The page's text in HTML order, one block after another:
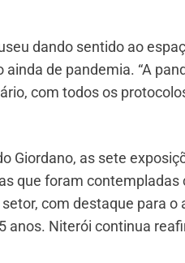
dando sentido ao
de pandemia. “A
com todos os
Giordano, as sete
que foram contempladas
com destaque para o
anos. Niterói continua